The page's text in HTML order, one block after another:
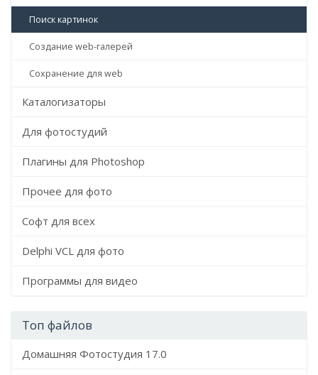
Поиск картинок
Создание web-галерей
Сохранение для web
Каталогизаторы
Для фотостудий
Плагины для Photoshop
Прочее для фото
Софт для всех
Delphi VCL для фото
Программы для видео
Топ файлов
Домашняя Фотостудия 17.0